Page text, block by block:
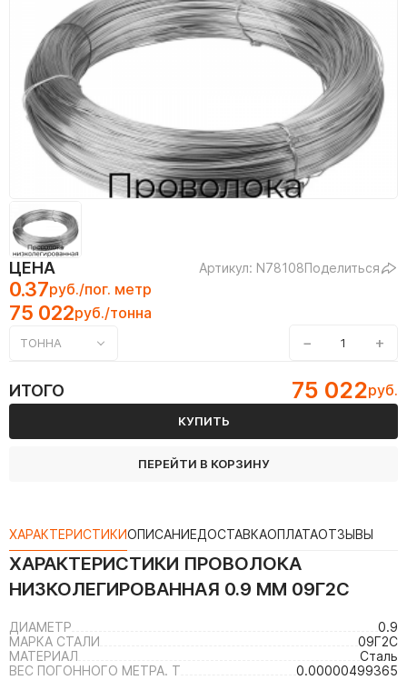
ЦЕНА Артикул: N78108Поделиться
0.37руб./пог. метр
75 022руб./тонна
ТОННА − +
ИТОГО 75 022руб.
КУПИТЬ
ПЕРЕЙТИ В КОРЗИНУ
ХАРАКТЕРИСТИКИОПИСАНИЕДОСТАВКАОПЛАТАОТЗЫВЫ
ХАРАКТЕРИСТИКИ ПРОВОЛОКА
НИЗКОЛЕГИРОВАННАЯ 0.9 ММ 09Г2С
ДИАМЕТР
0.9
МАРКА СТАЛИ
09Г2С
МАТЕРИАЛ
Сталь
ВЕС ПОГОННОГО МЕТРА. Т
0.00000499365